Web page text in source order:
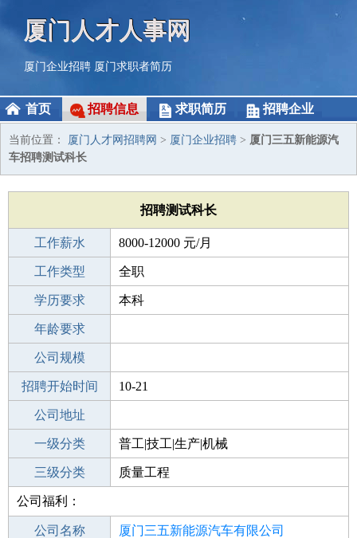
厦门人才人事网
厦门企业招聘 厦门求职者简历
首页 招聘信息 求职简历 招聘企业
当前位置： 厦门人才网招聘网 > 厦门企业招聘 > 厦门三五新能源汽
车招聘测试科长
招聘测试科长
工作薪水 8000-12000 元/月
招聘人数 1人
工作类型 全职
性别要求 -
学历要求 本科
工作经验
年龄要求
工作地点
公司规模
公司电话
招聘开始时间 10-21
招聘结束时间
公司地址
一级分类 普工|技工|生产|机械
二级分类 生产/研发
三级分类 质量工程
其他行业
公司福利：
公司名称 厦门三五新能源汽车有限公司